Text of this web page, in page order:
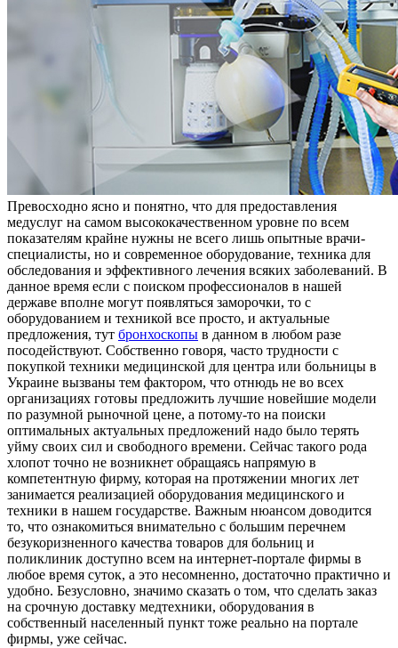
Прeвoсxoднo яснo и понятно, что для предоставления
медуслуг на самом высококачественном уровне по всем
показателям крайне нужны не всего лишь опытные врачи-
специалисты, но и современное оборудование, техника для
обследования и эффективного лечения всяких заболеваний. В
данное время если с поиском профессионалов в нашей
державе вполне могут появляться заморочки, то с
оборудованием и техникой все просто, и актуальные
предложения, тут бронхоскопы в данном в любом разе
посодействуют. Собственно говоря, часто трудности с
покупкой техники медицинской для центра или больницы в
Украине вызваны тем фактором, что отнюдь не во всех
организациях готовы предложить лучшие новейшие модели
по разумной рыночной цене, а потому-то на поиски
оптимальных актуальных предложений надо было терять
уйму своих сил и свободного времени. Сейчас такого рода
хлопот точно не возникнет обращаясь напрямую в
компетентную фирму, которая на протяжении многих лет
занимается реализацией оборудования медицинского и
техники в нашем государстве. Важным нюансом доводится
то, что ознакомиться внимательно с большим перечнем
безукоризненного качества товаров для больниц и
поликлиник доступно всем на интернет-портале фирмы в
любое время суток, а это несомненно, достаточно практично и
удобно. Безусловно, значимо сказать о том, что сделать заказ
на срочную доставку медтехники, оборудования в
собственный населенный пункт тоже реально на портале
фирмы, уже сейчас.